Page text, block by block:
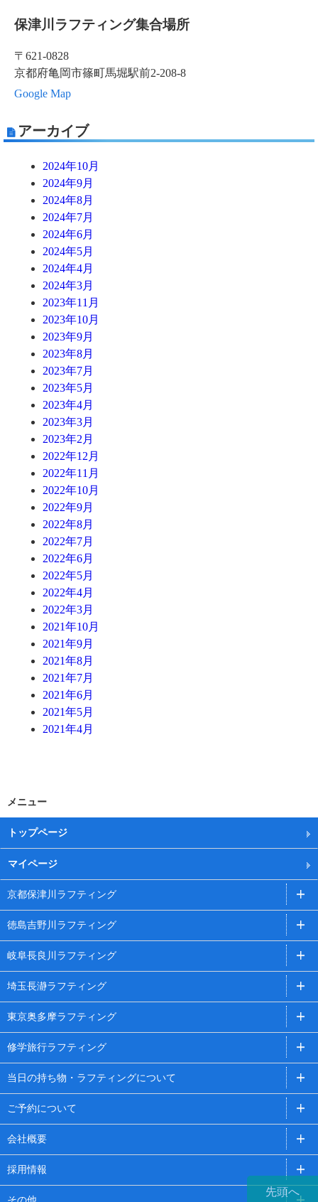
保津川ラフティング集合場所
〒621-0828
京都府亀岡市篠町馬堀駅前2-208-8
Google Map
アーカイブ
2024年10月
2024年9月
2024年8月
2024年7月
2024年6月
2024年5月
2024年4月
2024年3月
2023年11月
2023年10月
2023年9月
2023年8月
2023年7月
2023年5月
2023年4月
2023年3月
2023年2月
2022年12月
2022年11月
2022年10月
2022年9月
2022年8月
2022年7月
2022年6月
2022年5月
2022年4月
2022年3月
2021年10月
2021年9月
2021年8月
2021年7月
2021年6月
2021年5月
2021年4月
先頭へ
メニュー
トップページ
マイページ
京都保津川ラフティング
徳島吉野川ラフティング
岐阜長良川ラフティング
埼玉長瀞ラフティング
東京奥多摩ラフティング
修学旅行ラフティング
当日の持ち物・ラフティングについて
ご予約について
会社概要
採用情報